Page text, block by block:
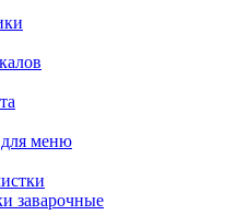
меню
заварочные